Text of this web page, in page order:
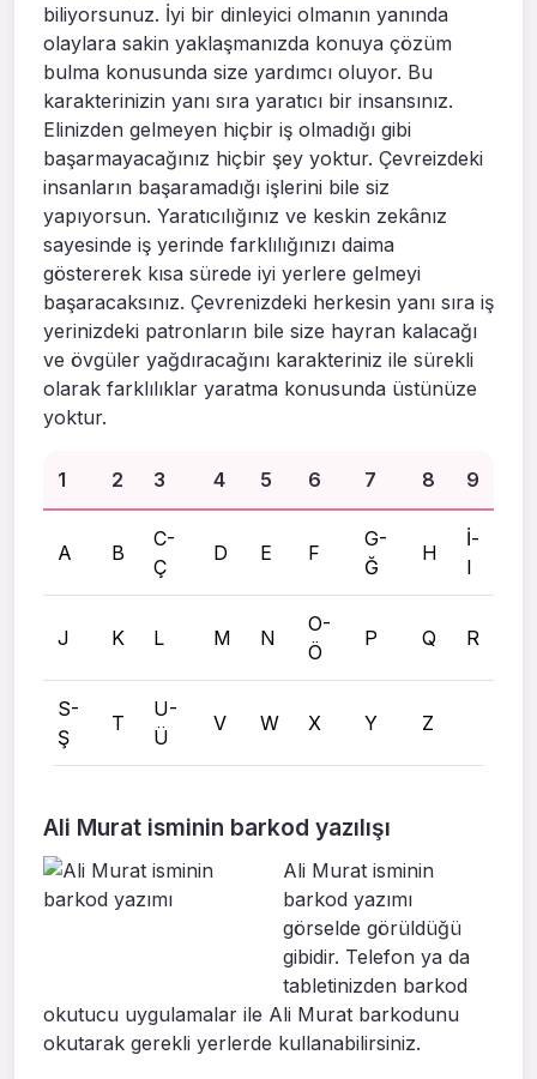
biliyorsunuz. İyi bir dinleyici olmanın yanında
olaylara sakin yaklaşmanızda konuya çözüm
bulma konusunda size yardımcı oluyor. Bu
karakterinizin yanı sıra yaratıcı bir insansınız.
Elinizden gelmeyen hiçbir iş olmadığı gibi
başarmayacağınız hiçbir şey yoktur. Çevreizdeki
insanların başaramadığı işlerini bile siz
yapıyorsun. Yaratıcılığınız ve keskin zekânız
sayesinde iş yerinde farklılığınızı daima
göstererek kısa sürede iyi yerlere gelmeyi
başaracaksınız. Çevrenizdeki herkesin yanı sıra iş
yerinizdeki patronların bile size hayran kalacağı
ve övgüler yağdıracağını karakteriniz ile sürekli
olarak farklılıklar yaratma konusunda üstünüze
yoktur.
1 2 3 4 5 6 7 8 9
A B
C-
Ç
D E F
G-
Ğ
H
İ-
I
J K L M N
O-
Ö
P Q R
S-
Ş
T
U-
Ü
V W X Y Z
Ali Murat isminin barkod yazılışı
Ali Murat isminin
barkod yazımı
görselde görüldüğü
gibidir. Telefon ya da
tabletinizden barkod
okutucu uygulamalar ile Ali Murat barkodunu
okutarak gerekli yerlerde kullanabilirsiniz.